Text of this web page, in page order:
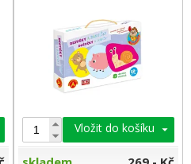
Vložit do košíku